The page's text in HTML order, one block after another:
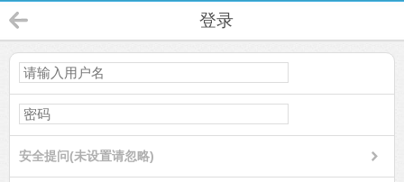
登录
安全提问(未设置请忽略)